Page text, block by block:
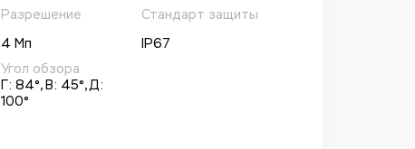
Разрешение
4 Мп
Стандарт защиты
IP67
Угол обзора
Г: 84°, В: 45°, Д:
100°